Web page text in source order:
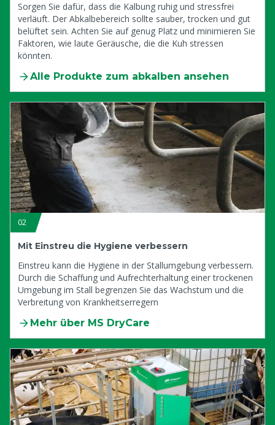
Sorgen Sie dafür, dass die Kalbung ruhig und stressfrei
verläuft. Der Abkalbebereich sollte sauber, trocken und gut
belüftet sein. Achten Sie auf genug Platz und minimieren Sie
Faktoren, wie laute Geräusche, die die Kuh stressen
könnten.
Alle Produkte zum abkalben ansehen
02
Mit Einstreu die Hygiene verbessern
Einstreu kann die Hygiene in der Stallumgebung verbessern.
Durch die Schaffung und Aufrechterhaltung einer trockenen
Umgebung im Stall begrenzen Sie das Wachstum und die
Verbreitung von Krankheitserregern
Mehr über MS DryCare